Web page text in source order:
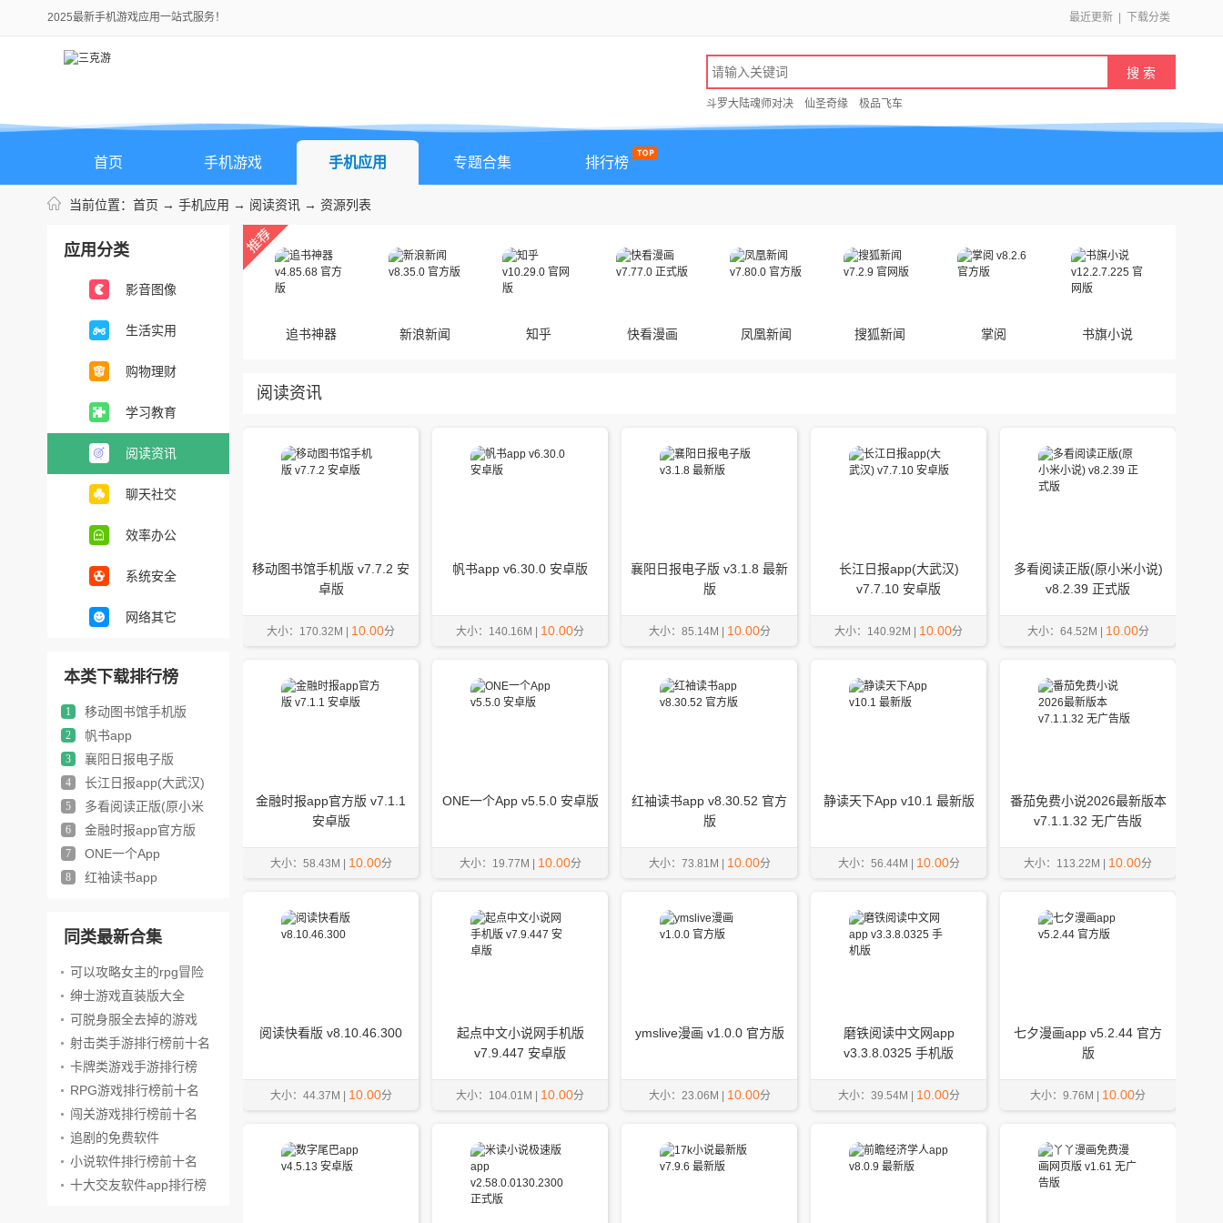
2025最新手机游戏应用一站式服务！ 最近更新 下载分类
斗罗大陆魂师对决 仙圣奇缘 极品飞车
首页 手机游戏 手机应用 专题合集 排行榜
当前位置： 首页 → 手机应用 → 阅读资讯 → 资源列表
应用分类
影音图像
生活实用
购物理财
学习教育
阅读资讯
聊天社交
效率办公
系统安全
网络其它
本类下载排行榜
1 移动图书馆手机版
2 帆书app
3 襄阳日报电子版
4 长江日报app(大武汉)
5
多看阅读正版(原小米
小说)
6 金融时报app官方版
7 ONE一个App
8 红袖读书app
同类最新合集
可以攻略女主的rpg冒险
游戏
绅士游戏直装版大全
可脱身服全去掉的游戏
射击类手游排行榜前十名
卡牌类游戏手游排行榜
RPG游戏排行榜前十名
闯关游戏排行榜前十名
追剧的免费软件
小说软件排行榜前十名
十大交友软件app排行榜
追书神器 新浪新闻 知乎 快看漫画 凤凰新闻 搜狐新闻 掌阅 书旗小说
阅读资讯
移动图书馆手机版 v7.7.2 安
卓版
大小：170.32M | 10.00分
帆书app v6.30.0 安卓版
大小：140.16M | 10.00分
襄阳日报电子版 v3.1.8 最新
版
大小：85.14M | 10.00分
长江日报app(大武汉)
v7.7.10 安卓版
大小：140.92M | 10.00分
多看阅读正版(原小米小说)
v8.2.39 正式版
大小：64.52M | 10.00分
金融时报app官方版 v7.1.1
安卓版
大小：58.43M | 10.00分
ONE一个App v5.5.0 安卓版
大小：19.77M | 10.00分
红袖读书app v8.30.52 官方
版
大小：73.81M | 10.00分
静读天下App v10.1 最新版
大小：56.44M | 10.00分
番茄免费小说2026最新版本
v7.1.1.32 无广告版
大小：113.22M | 10.00分
阅读快看版 v8.10.46.300
大小：44.37M | 10.00分
起点中文小说网手机版
v7.9.447 安卓版
大小：104.01M | 10.00分
ymslive漫画 v1.0.0 官方版
大小：23.06M | 10.00分
磨铁阅读中文网app
v3.3.8.0325 手机版
大小：39.54M | 10.00分
七夕漫画app v5.2.44 官方
版
大小：9.76M | 10.00分